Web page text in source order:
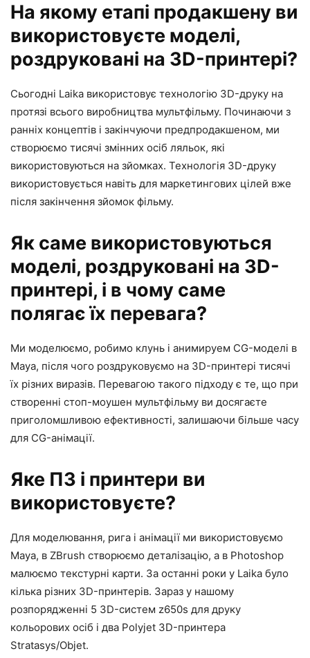
На якому етапі продакшену ви
використовуєте моделі,
роздруковані на 3D-принтері?
Сьогодні Laika використовує технологію 3D-друку на
протязі всього виробництва мультфільму. Починаючи з
ранніх концептів і закінчуючи предпродакшеном, ми
створюємо тисячі змінних осіб ляльок, які
використовуються на зйомках. Технологія 3D-друку
використовується навіть для маркетингових цілей вже
після закінчення зйомок фільму.
Як саме використовуються
моделі, роздруковані на 3D-
принтері, і в чому саме
полягає їх перевага?
Ми моделюємо, робимо клунь і анимируем CG-моделі в
Maya, після чого роздруковуємо на 3D-принтері тисячі
їх різних виразів. Перевагою такого підходу є те, що при
створенні стоп-моушен мультфільму ви досягаєте
приголомшливою ефективності, залишаючи більше часу
для CG-анімації.
Яке ПЗ і принтери ви
використовуєте?
Для моделювання, рига і анімації ми використовуємо
Maya, в ZBrush створюємо деталізацію, а в Photoshop
малюємо текстурні карти. За останні роки у Laika було
кілька різних 3D-принтерів. Зараз у нашому
розпорядженні 5 3D-систем z650s для друку
кольорових осіб і два Polyjet 3D-принтера
Stratasys/Objet.